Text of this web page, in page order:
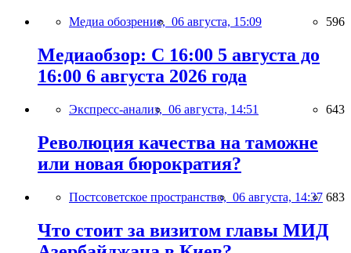
Медиа обозрение, 06 августа, 15:09 596
Медиаобзор: С 16:00 5 августа до
16:00 6 августа 2026 года
Экспресс-анализ, 06 августа, 14:51 643
Революция качества на таможне
или новая бюрократия?
Постсоветское пространство, 06 августа, 14:37 683
Что стоит за визитом главы МИД